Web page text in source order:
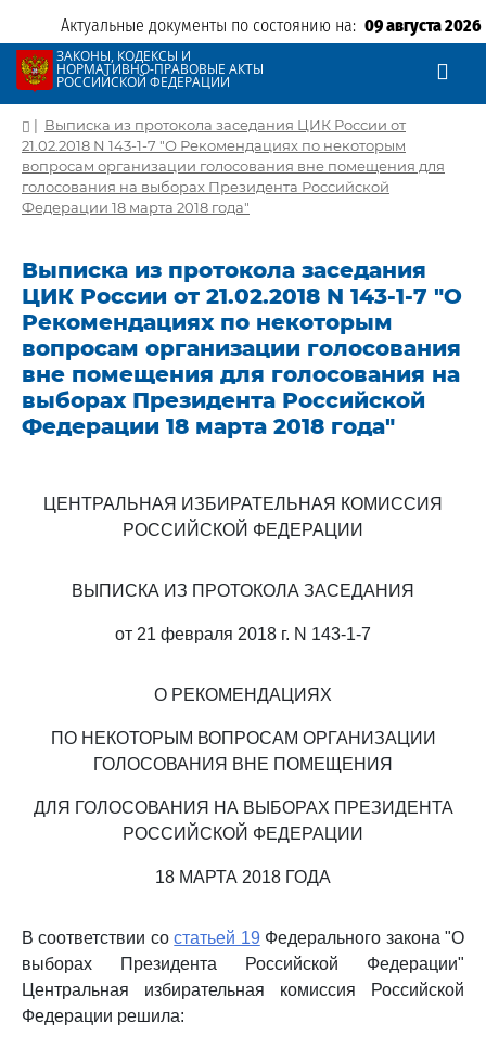
Актуальные документы по состоянию на: 09 августа 2026
ЗАКОНЫ, КОДЕКСЫ И
НОРМАТИВНО-ПРАВОВЫЕ АКТЫ
РОССИЙСКОЙ ФЕДЕРАЦИИ
| Выписка из протокола заседания ЦИК России от
21.02.2018 N 143-1-7 "О Рекомендациях по некоторым
вопросам организации голосования вне помещения для
голосования на выборах Президента Российской
Федерации 18 марта 2018 года"
Выписка из протокола заседания
ЦИК России от 21.02.2018 N 143-1-7 "О
Рекомендациях по некоторым
вопросам организации голосования
вне помещения для голосования на
выборах Президента Российской
Федерации 18 марта 2018 года"
ЦЕНТРАЛЬНАЯ ИЗБИРАТЕЛЬНАЯ КОМИССИЯ
РОССИЙСКОЙ ФЕДЕРАЦИИ
ВЫПИСКА ИЗ ПРОТОКОЛА ЗАСЕДАНИЯ
от 21 февраля 2018 г. N 143-1-7
О РЕКОМЕНДАЦИЯХ
ПО НЕКОТОРЫМ ВОПРОСАМ ОРГАНИЗАЦИИ
ГОЛОСОВАНИЯ ВНЕ ПОМЕЩЕНИЯ
ДЛЯ ГОЛОСОВАНИЯ НА ВЫБОРАХ ПРЕЗИДЕНТА
РОССИЙСКОЙ ФЕДЕРАЦИИ
18 МАРТА 2018 ГОДА
В соответствии состатьей 19 Федерального закона "О
выборах Президента Российской Федерации"
Центральная избирательная комиссия Российской
Федерации решила: